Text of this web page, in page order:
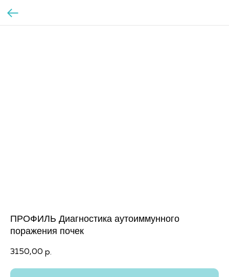
ПРОФИЛЬ Диагностика аутоиммунного
поражения почек
3150,00 р.